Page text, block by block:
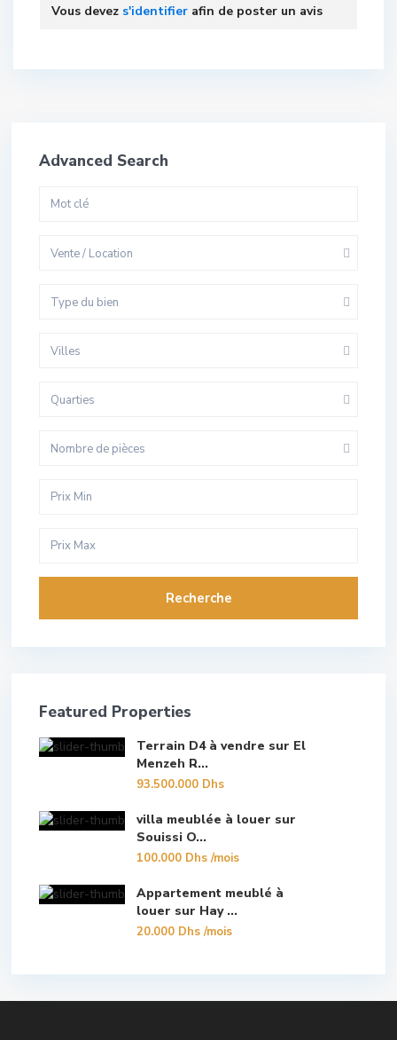
Vous devez s'identifier afin de poster un avis
Advanced Search
Vente / Location
Type du bien
Villes
Quarties
Nombre de pièces
Recherche
Featured Properties
Terrain D4 à vendre sur El
Menzeh R...
93.500.000 Dhs
villa meublée à louer sur
Souissi O...
100.000 Dhs/mois
Appartement meublé à
louer sur Hay ...
20.000 Dhs/mois